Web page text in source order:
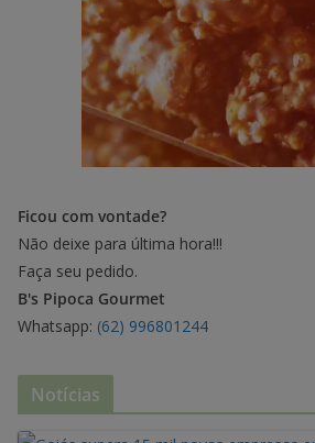
Ficou com vontade?
Não deixe para última hora!!!
Faça seu pedido.
B's Pipoca Gourmet
Whatsapp: (62) 996801244
Notícias